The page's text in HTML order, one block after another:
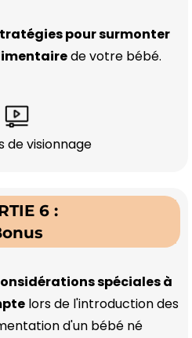
pour surmonter
de votre bébé.
de visionnage
6 :
spéciales à
lors de l'introduction des
d'un bébé né